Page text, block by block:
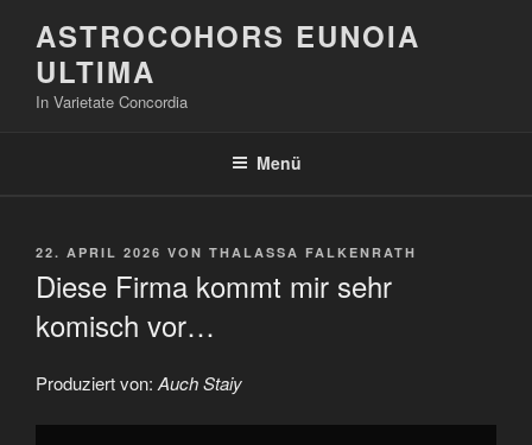
Inhalt
springen
ASTROCOHORS EUNOIA
ULTIMA
In Varietate Concordia
Menü
VERÖFFENTLICHT
22. APRIL 2026 VON THALASSA FALKENRATH
Diese Firma kommt mir sehr
komisch vor…
Produziert von:Auch Staiy
„Diese